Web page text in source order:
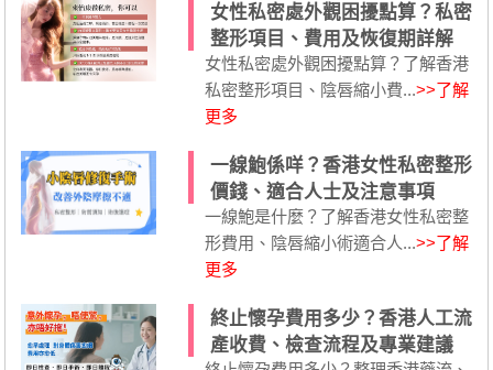
女性私密處外觀困擾點算？私密
整形項目、費用及恢復期詳解
女性私密處外觀困擾點算？了解香港
私密整形項目、陰唇縮小費...>>了解
更多
一線鮑係咩？香港女性私密整形
價錢、適合人士及注意事項
一線鮑是什麼？了解香港女性私密整
形費用、陰唇縮小術適合人...>>了解
更多
終止懷孕費用多少？香港人工流
產收費、檢查流程及專業建議